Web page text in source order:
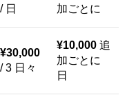
/ 日
加ごとに
¥30,000
/ 3 日々
¥10,000 追
加ごとに
日